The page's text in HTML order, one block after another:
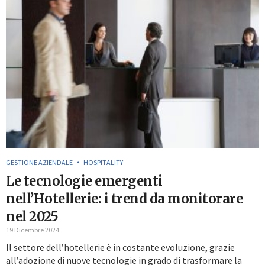
GESTIONE AZIENDALE HOSPITALITY
Le tecnologie emergenti
nell’Hotellerie: i trend da monitorare
nel 2025
19 Dicembre 2024
Il settore dell’hotellerie è in costante evoluzione, grazie
all’adozione di nuove tecnologie in grado di trasformare la